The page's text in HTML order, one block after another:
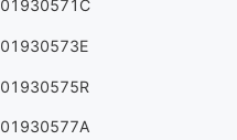
01930571C
01930573E
01930575R
01930577A